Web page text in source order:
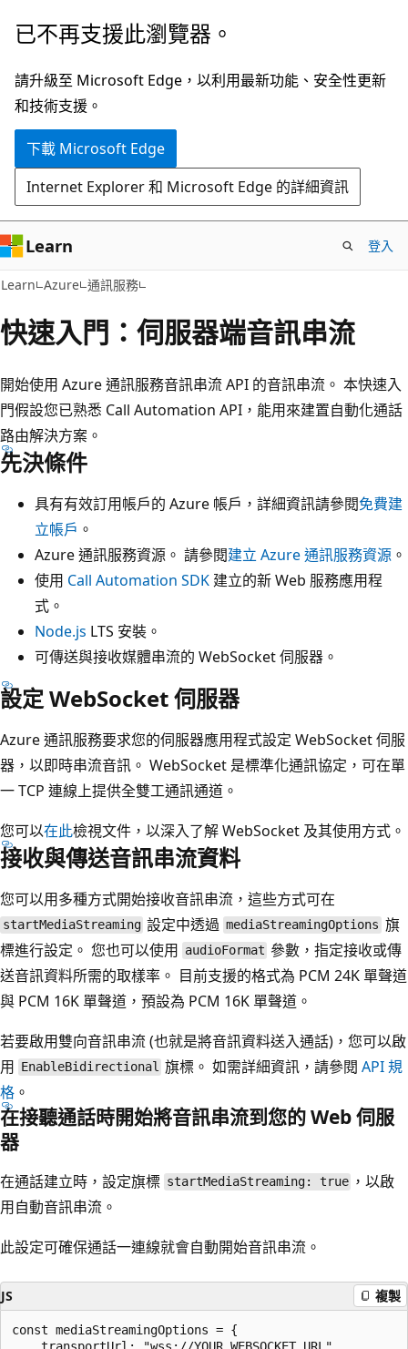
跳
主
要
內
已不再支援此瀏覽器。
請升級至 Microsoft Edge，以利用最新功能、安全性更新
和技術支援。
下載 Microsoft Edge
Internet Explorer 和 Microsoft Edge 的詳細資訊
Learn 登入
Learn Azure 通訊服務
快速入門：伺服器端音訊串流
開始使用 Azure 通訊服務音訊串流 API 的音訊串流。 本快速入
門假設您已熟悉 Call Automation API，能用來建置自動化通話
路由解決方案。
先決條件
具有有效訂用帳戶的 Azure 帳戶，詳細資訊請參閱免費建
立帳戶 。
Azure 通訊服務資源。 請參閱建立 Azure 通訊服務資源 。
使用 Call Automation SDK 建立的新 Web 服務應用程
式。
Node.js LTS 安裝。
可傳送與接收媒體串流的 WebSocket 伺服器。
設定 WebSocket 伺服器
Azure 通訊服務要求您的伺服器應用程式設定 WebSocket 伺服
器，以即時串流音訊。 WebSocket 是標準化通訊協定，可在單
一 TCP 連線上提供全雙工通訊通道。
您可以在此檢視文件，以深入了解 WebSocket 及其使用方式。
接收與傳送音訊串流資料
您可以用多種方式開始接收音訊串流，這些方式可在
startMediaStreaming 設定中透過 mediaStreamingOptions 旗
標進行設定。 您也可以使用 audioFormat 參數，指定接收或傳
送音訊資料所需的取樣率。 目前支援的格式為 PCM 24K 單聲道
與 PCM 16K 單聲道，預設為 PCM 16K 單聲道。
若要啟用雙向音訊串流 (也就是將音訊資料送入通話)，您可以啟
用 EnableBidirectional 旗標。 如需詳細資訊，請參閱API 規
格 。
在接聽通話時開始將音訊串流到您的 Web 伺服
器
在通話建立時，設定旗標 startMediaStreaming: true ，以啟
用自動音訊串流。
此設定可確保通話一連線就會自動開始音訊串流。
JS 複製
const mediaStreamingOptions = {
    transportUrl: "wss://YOUR_WEBSOCKET_URL",